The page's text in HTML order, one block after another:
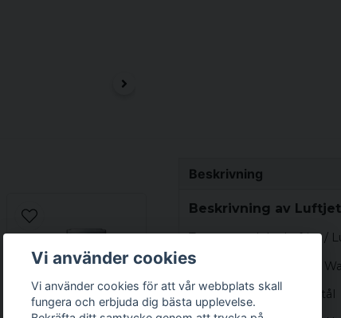
Beskrivning
Beskrivning av
Typ av produkt: Luftjet /
Tillverkare och modell:
Färg / Finish: Rostfritt stål
Vi använder cookies
Vi använder cookies för att vår webbplats skall
fungera och erbjuda dig bästa upplevelse.